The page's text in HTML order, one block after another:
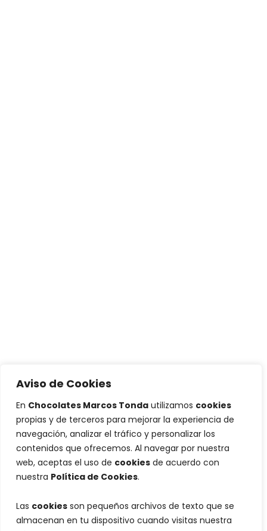
Aviso de Cookies
En Chocolates Marcos Tonda utilizamos cookies
propias y de terceros para mejorar la experiencia de
navegación, analizar el tráfico y personalizar los
contenidos que ofrecemos. Al navegar por nuestra
web, aceptas el uso de cookies de acuerdo con
nuestra Política de Cookies.
Las cookies son pequeños archivos de texto que se
almacenan en tu dispositivo cuando visitas nuestra